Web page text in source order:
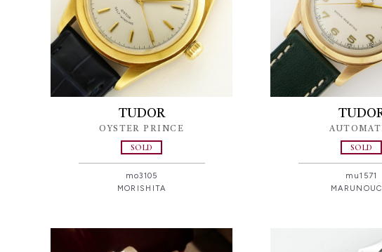
TUDOR
OYSTER PRINCE
SOLD
mo3105
MORISHITA
SOLD
mu1571